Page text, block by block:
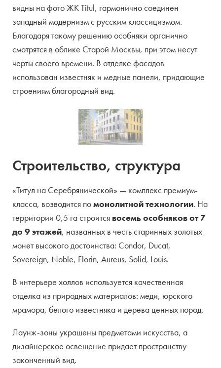
видны на фото ЖК Titul, гармонично соединен
западный модернизм с русским классицизмом.
Благодаря такому решению особняки органично
смотрятся в облике Старой Москвы, при этом несут
черты своего времени. В отделке фасадов
использован известняк и медные панели, придающие
строениям благородный вид.
Строительство, структура
«Титул на Серебрянической» — комплекс премиум-
класса, возводится помонолитной технологии. На
территории 0,5 га строится восемь особняков от 7
до 9 этажей, названных в честь старинных золотых
монет высокого достоинства: Condor, Ducat,
Sovereign, Noble, Florin, Aureus, Solid, Louis.
В интерьере холлов используется качественная
отделка из природных материалов: меди, юрского
мрамора, белого известняка и дерева ценных пород.
Лаунж-зоны украшены предметами искусства, а
дизайнерское освещение придает пространству
законченный вид.